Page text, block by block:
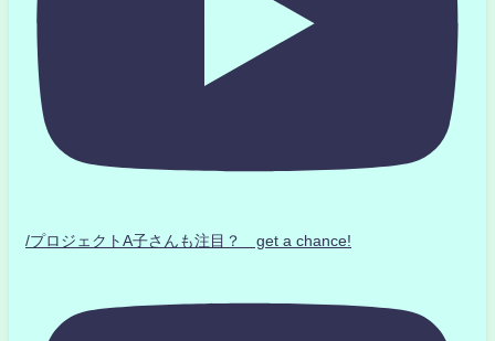
/プロジェクトA子さんも注目？ get a chance!